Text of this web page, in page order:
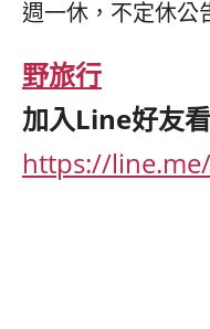
週一休，不定休公
野旅行
加入Line好友
https://